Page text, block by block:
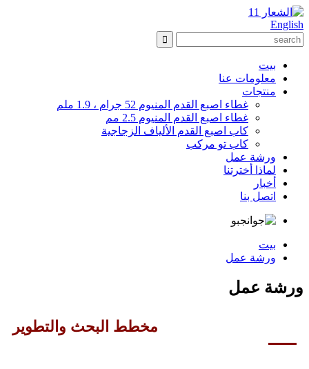
English
بيت
معلومات عنا
منتجات
غطاء اصبع القدم المنيوم 52 جرام ، 1.9 ملم
غطاء اصبع القدم المنيوم 2.5 مم
كاب اصبع القدم الألياف الزجاجية
كاب تو مركب
ورشة عمل
لماذا أخترتنا
أخبار
اتصل بنا
بيت
ورشة عمل
ورشة عمل
مخطط البحث والتطوير